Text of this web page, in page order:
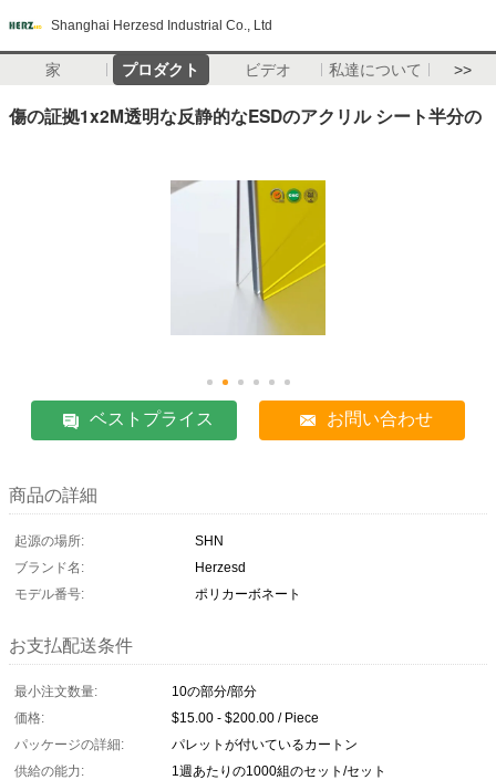
Shanghai Herzesd Industrial Co., Ltd
家 プロダクト ビデオ 私達について >>
傷の証拠1x2M透明な反静的なESDのアクリル シート半分の
ベストプライス お問い合わせ
商品の詳細
起源の場所:
SHN
ブランド名:
Herzesd
モデル番号:
ポリカーボネート
お支払配送条件
最小注文数量:
10の部分/部分
価格:
$15.00 - $200.00 / Piece
パッケージの詳細:
パレットが付いているカートン
供給の能力:
1週あたりの1000組のセット/セット